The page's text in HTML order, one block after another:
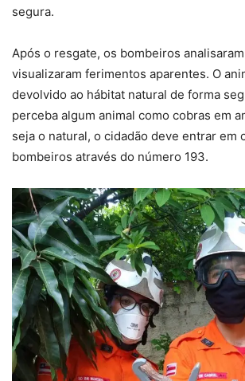
segura.
Após o resgate, os bombeiros
visualizaram ferimentos aparentes. O
devolvido ao hábitat natural de forma
perceba algum animal como cobras em
seja o natural, o cidadão deve entrar em
bombeiros através do número 193.